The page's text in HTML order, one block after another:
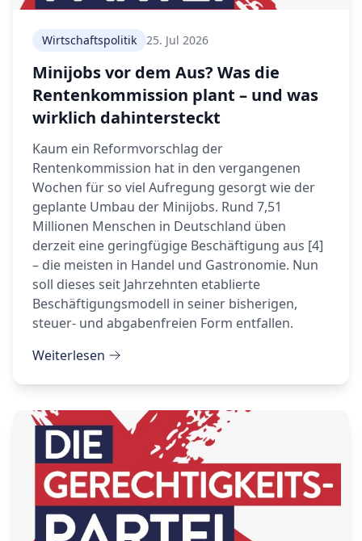
Wirtschaftspolitik 25. Jul 2026
Minijobs vor dem Aus? Was die
Rentenkommission plant – und was
wirklich dahintersteckt
Kaum ein Reformvorschlag der
Rentenkommission hat in den vergangenen
Wochen für so viel Aufregung gesorgt wie der
geplante Umbau der Minijobs. Rund 7,51
Millionen Menschen in Deutschland üben
derzeit eine geringfügige Beschäftigung aus [4]
– die meisten in Handel und Gastronomie. Nun
soll dieses seit Jahrzehnten etablierte
Beschäftigungsmodell in seiner bisherigen,
steuer- und abgabenfreien Form entfallen.
Weiterlesen